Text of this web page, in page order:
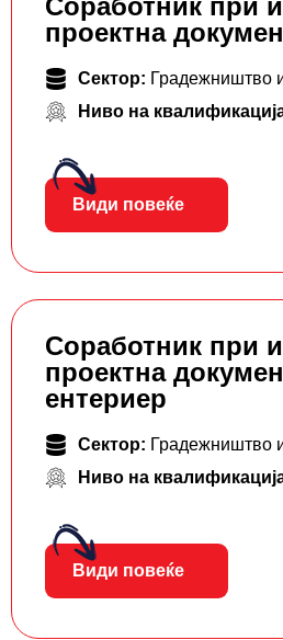
Соработник при
проектна
Сектор: Градежништво
Ниво на
Види повеќе
Соработник при
проектна
ентериер
Сектор: Градежништво
Ниво на
Види повеќе